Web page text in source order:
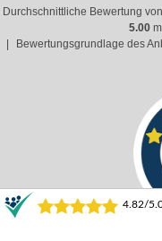
Durchschnittliche Bewertung
5.00
Bewertungsgrundlage des